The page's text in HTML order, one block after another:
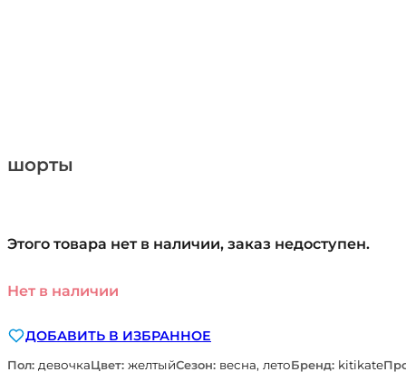
шорты
Этого товара нет в наличии, заказ недоступен.
Нет в наличии
ДОБАВИТЬ В ИЗБРАННОЕ
Пол: девочкаЦвет: желтыйСезон: весна, летоБренд: kitikate